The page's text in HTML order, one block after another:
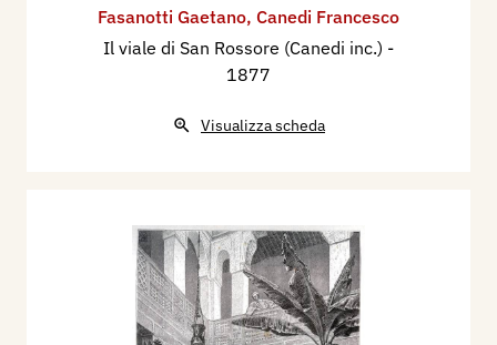
Fasanotti Gaetano, Canedi Francesco
Il viale di San Rossore (Canedi inc.) -
1877
Visualizza scheda